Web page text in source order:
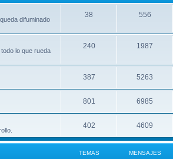
difuminado
38 556
lo que rueda
240 1987
387 5263
801 6985
402 4609
TEMAS MENSAJES